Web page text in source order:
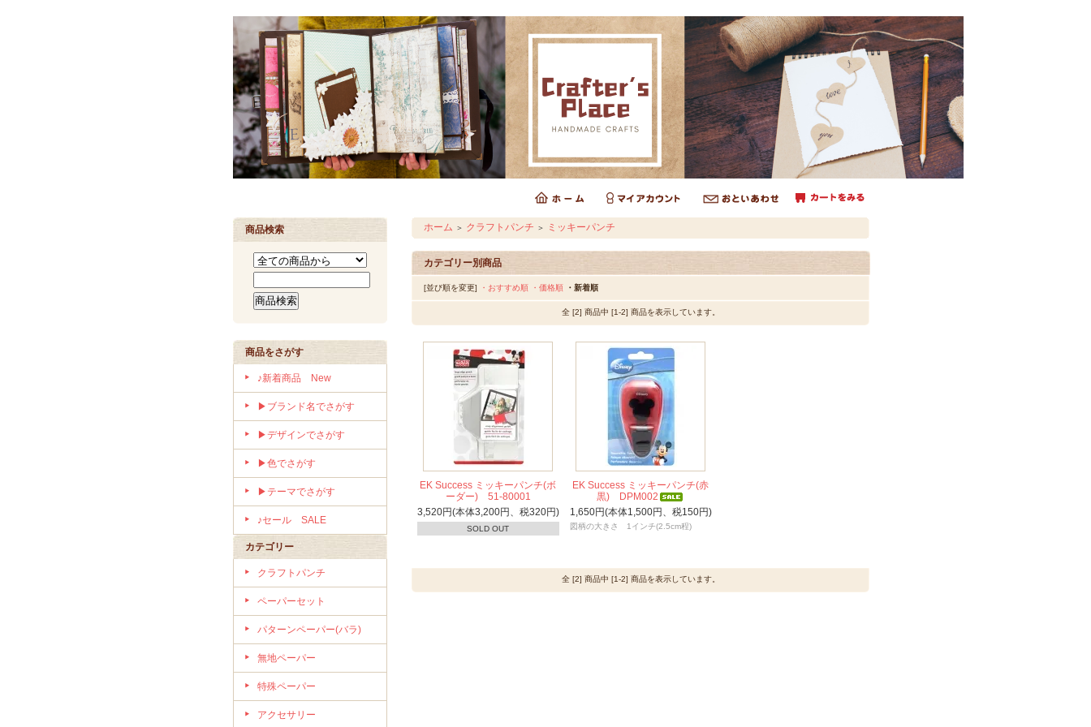
商品検索
商品をさがす
♪新着商品 New
▶ブランド名でさがす
▶デザインでさがす
▶色でさがす
▶テーマでさがす
♪セール SALE
カテゴリー
クラフトパンチ
ペーパーセット
パターンペーパー(バラ)
無地ペーパー
特殊ペーパー
アクセサリー
ホーム ＞ クラフトパンチ ＞ ミッキーパンチ
カテゴリー別商品
[並び順を変更] ・おすすめ順 ・価格順 ・新着順
全 [2] 商品中 [1-2] 商品を表示しています。
EK Success ミッキーパンチ(ボ
ーダー) 51-80001
3,520円(本体3,200円、税320円)
SOLD OUT
EK Success ミッキーパンチ(赤
黒) DPM002
1,650円(本体1,500円、税150円)
図柄の大きさ 1インチ(2.5cm程)
全 [2] 商品中 [1-2] 商品を表示しています。